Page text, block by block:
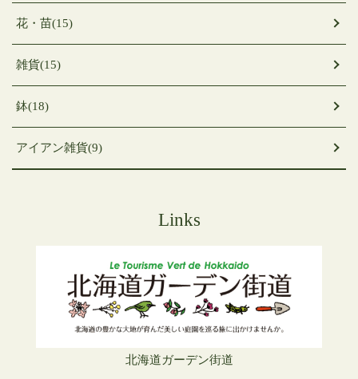
花・苗(15)
雑貨(15)
鉢(18)
アイアン雑貨(9)
Links
北海道ガーデン街道